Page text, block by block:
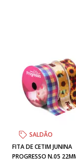
SALDÃO
FITA DE CETIM JUNINA
PROGRESSO N.05